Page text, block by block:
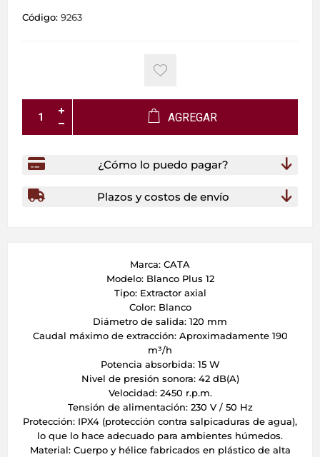
Código: 9263
AGREGAR
¿Cómo lo puedo pagar?
Plazos y costos de envío
Marca: CATA
Modelo: Blanco Plus 12
Tipo: Extractor axial
Color: Blanco
Diámetro de salida: 120 mm
Caudal máximo de extracción: Aproximadamente 190
m³/h
Potencia absorbida: 15 W
Nivel de presión sonora: 42 dB(A)
Velocidad: 2450 r.p.m.
Tensión de alimentación: 230 V / 50 Hz
Protección: IPX4 (protección contra salpicaduras de agua),
lo que lo hace adecuado para ambientes húmedos.
Material: Cuerpo y hélice fabricados en plástico de alta